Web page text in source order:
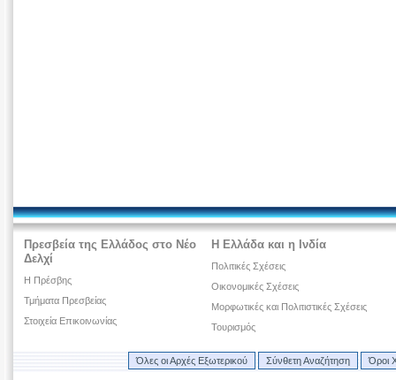
Πρεσβεία της Ελλάδος στο Νέο
Δελχί
Η Πρέσβης
Τμήματα Πρεσβείας
Στοιχεία Επικοινωνίας
Η Ελλάδα και η Ινδία
Πολιτικές Σχέσεις
Οικονομικές Σχέσεις
Μορφωτικές και Πολιτιστικές Σχέσεις
Τουρισμός
Όλες οι Αρχές Εξωτερικού Σύνθετη Αναζήτηση Όροι